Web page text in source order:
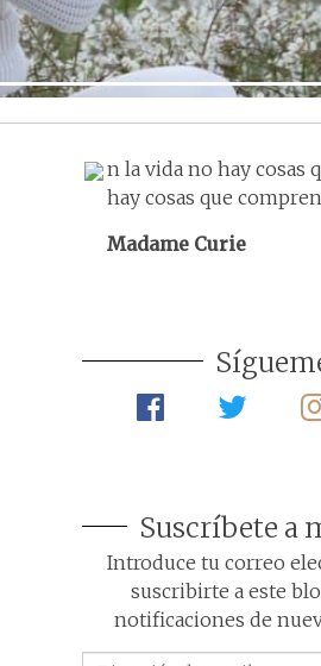
n la vida no hay cosas
hay cosas que
Madame Curie
Suscríbete a
Introduce tu correo
suscribirte a este
notificaciones de